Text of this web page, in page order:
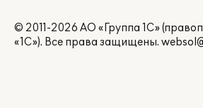
© 2011-2026 АО «Группа 1С»
«1С»). Все права защищены.